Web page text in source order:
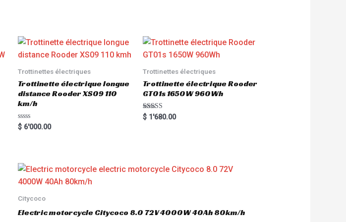
Trottinettes électriques
Trottinette électrique longue
distance Rooder XS09 110
km/h
R
a
o
u
o
5
$ 6'000.00
Trottinettes électriques
Trottinette électrique Rooder
GT01s 1650W 960Wh
Rated
5.00
$1'680.00
Citycoco
Electric motorcycle Citycoco 8.0 72V 4000W 40Ah 80km/h